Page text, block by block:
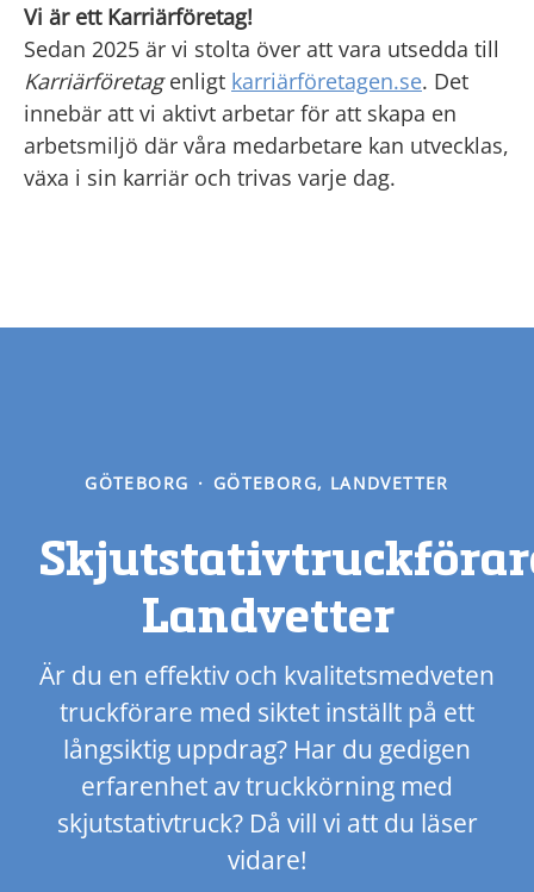
Vi är ett Karriärföretag!
Sedan 2025 är vi stolta över att vara utsedda till
Karriärföretagenligt karriärföretagen.se. Det
innebär att vi aktivt arbetar för att skapa en
arbetsmiljö där våra medarbetare kan utvecklas,
växa i sin karriär och trivas varje dag.
GÖTEBORG · GÖTEBORG, LANDVETTER
Landvetter
Är du en effektiv och kvalitetsmedveten
truckförare med siktet inställt på ett
långsiktig uppdrag? Har du gedigen
erfarenhet av truckkörning med
skjutstativtruck? Då vill vi att du läser
vidare!